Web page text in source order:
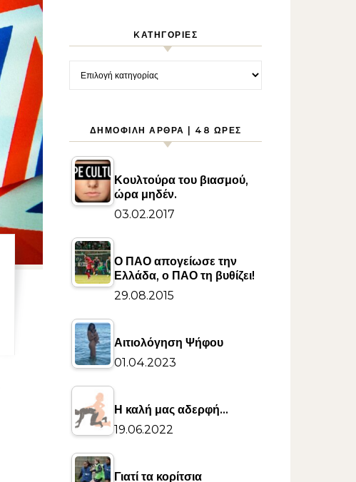
KΑΤΗΓΟΡΊΕΣ
Kατηγορίες
ΔΗΜΟΦΙΛΉ ΆΡΘΡΑ | 48 ΏΡΕΣ
Κουλτούρα του βιασμού,
ώρα μηδέν.
03.02.2017
Ο ΠΑΟ απογείωσε την
Ελλάδα, ο ΠΑΟ τη βυθίζει!
29.08.2015
Αιτιολόγηση Ψήφου
01.04.2023
Η καλή μας αδερφή…
19.06.2022
Γιατί τα κορίτσια